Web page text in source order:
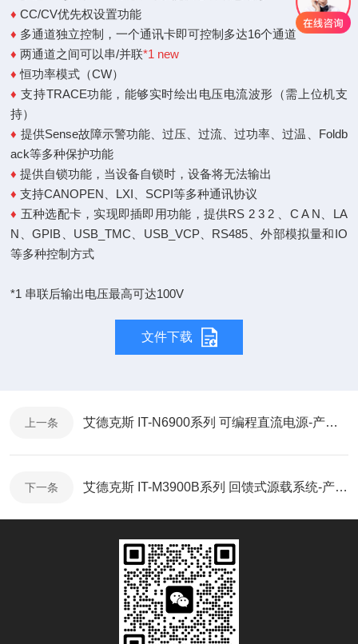
♦ CC/CV优先权设置功能
♦ 多通道独立控制，一个通讯卡即可控制多达16个通道
♦ 两通道之间可以串/并联*1 new
♦ 恒功率模式（CW）
♦ 支持TRACE功能，能够实时绘出电压电流波形（需上位机支
持）
♦ 提供Sense故障示警功能、过压、过流、过功率、过温、Foldb
ack等多种保护功能
♦ 提供自锁功能，当设备自锁时，设备将无法输出
♦ 支持CANOPEN、LXI、SCPI等多种通讯协议
♦ 五种选配卡，实现即插即用功能，提供RS 2 3 2 、C A N、LA
N、GPIB、USB_TMC、USB_VCP、RS485、外部模拟量和IO
等多种控制方式
*1 串联后输出电压最高可达100V
文件下载
上一条 艾德克斯 IT-N6900系列 可编程直流电源-产品单页
下一条 艾德克斯 IT-M3900B系列 回馈式源载系统-产品折页